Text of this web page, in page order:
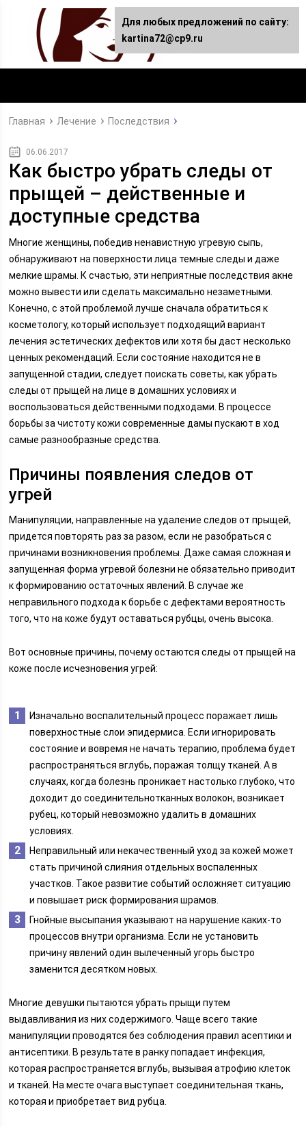
Главная Лечение Последствия
06.06.2017
Как быстро убрать следы от
прыщей – действенные и
доступные средства
Многие женщины, победив ненавистную угревую сыпь,
обнаруживают на поверхности лица темные следы и даже
мелкие шрамы. К счастью, эти неприятные последствия акне
можно вывести или сделать максимально незаметными.
Конечно, с этой проблемой лучше сначала обратиться к
косметологу, который использует подходящий вариант
лечения эстетических дефектов или хотя бы даст несколько
ценных рекомендаций. Если состояние находится не в
запущенной стадии, следует поискать советы, как убрать
следы от прыщей на лице в домашних условиях и
воспользоваться действенными подходами. В процессе
борьбы за чистоту кожи современные дамы пускают в ход
самые разнообразные средства.
Причины появления следов от
угрей
Манипуляции, направленные на удаление следов от прыщей,
придется повторять раз за разом, если не разобраться с
причинами возникновения проблемы. Даже самая сложная и
запущенная форма угревой болезни не обязательно приводит
к формированию остаточных явлений. В случае же
неправильного подхода к борьбе с дефектами вероятность
того, что на коже будут оставаться рубцы, очень высока.
Вот основные причины, почему остаются следы от прыщей на
коже после исчезновения угрей:
Изначально воспалительный процесс поражает лишь
поверхностные слои эпидермиса. Если игнорировать
состояние и вовремя не начать терапию, проблема будет
распространяться вглубь, поражая толщу тканей. А в
случаях, когда болезнь проникает настолько глубоко, что
доходит до соединительнотканных волокон, возникает
рубец, который невозможно удалить в домашних
условиях.
Неправильный или некачественный уход за кожей может
стать причиной слияния отдельных воспаленных
участков. Такое развитие событий осложняет ситуацию
и повышает риск формирования шрамов.
Гнойные высыпания указывают на нарушение каких-то
процессов внутри организма. Если не установить
причину явлений один вылеченный угорь быстро
заменится десятком новых.
Многие девушки пытаются убрать прыщи путем
выдавливания из них содержимого. Чаще всего такие
манипуляции проводятся без соблюдения правил асептики и
антисептики. В результате в ранку попадает инфекция,
которая распространяется вглубь, вызывая атрофию клеток
и тканей. На месте очага выступает соединительная ткань,
которая и приобретает вид рубца.
Для любых предложений по сайту:
kartina72@cp9.ru